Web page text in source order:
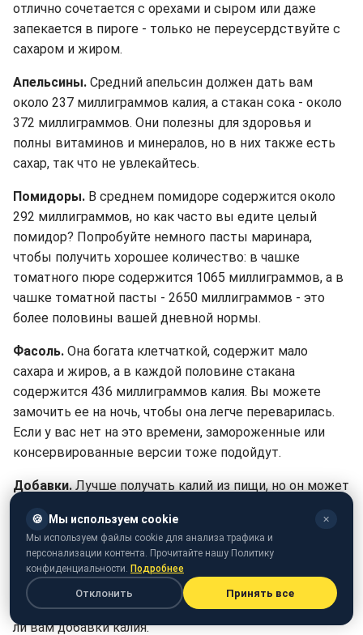
отлично сочетается с орехами и сыром или даже
запекается в пироге - только не переусердствуйте с
сахаром и жиром.
Апельсины. Средний апельсин должен дать вам
около 237 миллиграммов калия, а стакан сока - около
372 миллиграммов. Они полезны для здоровья и
полны витаминов и минералов, но в них также есть
сахар, так что не увлекайтесь.
Помидоры. В среднем помидоре содержится около
292 миллиграммов, но как часто вы едите целый
помидор? Попробуйте немного пасты маринара,
чтобы получить хорошее количество: в чашке
томатного пюре содержится 1065 миллиграммов, а в
чашке томатной пасты - 2650 миллиграммов - это
более половины вашей дневной нормы.
Фасоль. Она богата клетчаткой, содержит мало
сахара и жиров, а в каждой половине стакана
содержится 436 миллиграммов калия. Вы можете
замочить ее на ночь, чтобы она легче переварилась.
Если у вас нет на это времени, замороженные или
консервированные версии тоже подойдут.
Добавки.Лучше получать калий из пищи, но он может
определенными заболеваниями или принимаете
лекарства, из-за которых вам сложнее удерживать
калий. Но будьте осторожны: слишком большое
количество может вызвать тошноту, рвоту, боли в
животе, диарею и язву. Спросите своего врача, нужны
ли вам добавки калия.
🍪 Мы используем cookie ✕
Мы используем файлы cookie для анализа трафика и
персонализации контента. Прочитайте нашу Политику
конфиденциальности. Подробнее
Отклонить Принять все